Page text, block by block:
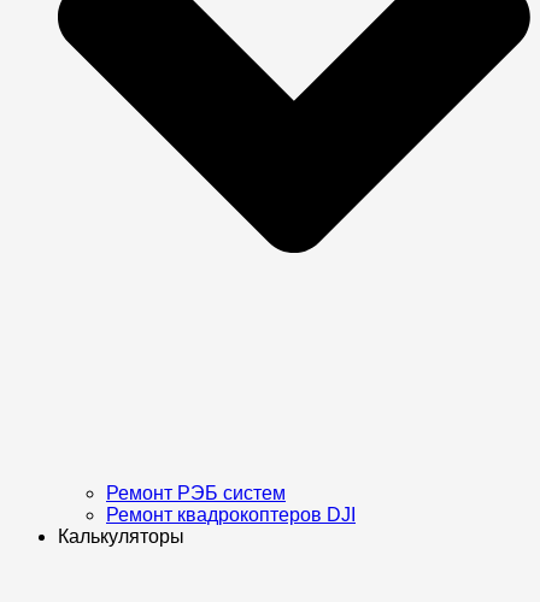
Ремонт РЭБ систем
Ремонт квадрокоптеров DJI
Калькуляторы